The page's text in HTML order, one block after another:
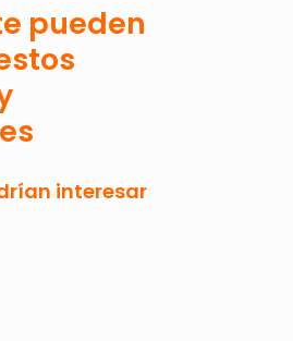
pueden
interesar